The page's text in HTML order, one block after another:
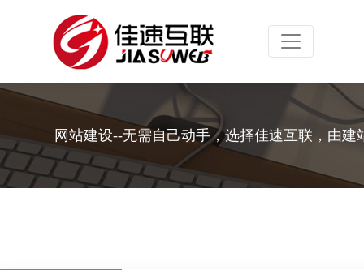
Toggle
网站建设--无需自己动手，选择佳速互联，由建